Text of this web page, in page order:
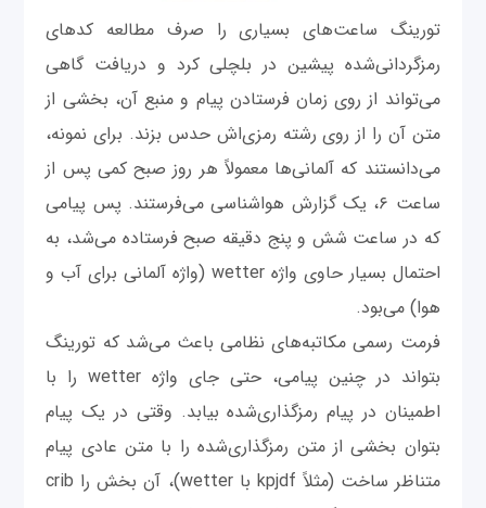
تورینگ ساعت‌های بسیاری را صرف مطالعه کدهای
رمزگردانی‌شده پیشین در بلچلی کرد و دریافت گاهی
می‌تواند از روی زمان فرستادن پیام و منبع آن، بخشی از
متن آن را از روی رشته رمزی‌اش حدس بزند. برای نمونه،
می‌دانستند که آلمانی‌ها معمولاً هر روز صبح کمی پس از
ساعت ۶، یک گزارش هواشناسی می‌فرستند. پس پیامی
که در ساعت شش و پنج دقیقه صبح فرستاده می‌شد، به
احتمال بسیار حاوی واژه wetter (واژه آلمانی برای آب و
هوا) می‌بود.
فرمت رسمی مکاتبه‌های نظامی باعث می‌شد که تورینگ
بتواند در چنین پیامی، حتی جای واژه wetter را با
اطمینان در پیام رمزگذاری‌شده بیابد. وقتی در یک پیام
بتوان بخشی از متن رمزگذاری‌شده را با متن عادی پیام
متناظر ساخت (مثلاً kpjdf با wetter)، آن بخش را crib